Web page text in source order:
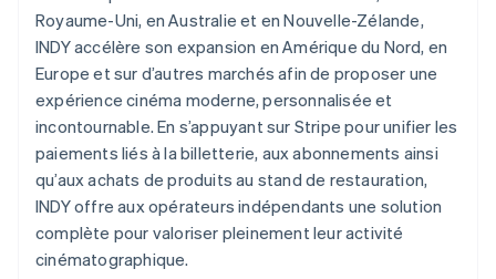
Royaume-Uni, en Australie et en Nouvelle-Zélande,
INDY accélère son expansion en Amérique du Nord, en
Europe et sur d’autres marchés afin de proposer une
expérience cinéma moderne, personnalisée et
incontournable. En s’appuyant sur Stripe pour unifier les
paiements liés à la billetterie, aux abonnements ainsi
qu’aux achats de produits au stand de restauration,
INDY offre aux opérateurs indépendants une solution
complète pour valoriser pleinement leur activité
cinématographique.